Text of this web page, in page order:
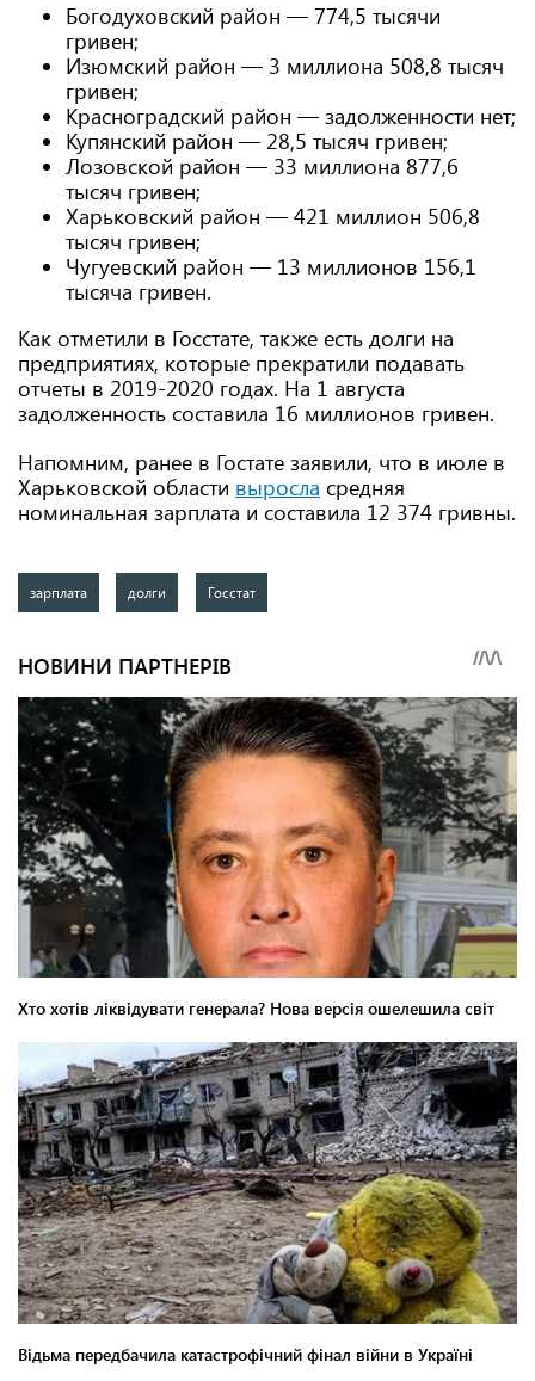
Богодуховский район — 774,5 тысячи
гривен;
Изюмский район — 3 миллиона 508,8 тысяч
гривен;
Красноградский район — задолженности нет;
Купянский район — 28,5 тысяч гривен;
Лозовской район — 33 миллиона 877,6
тысяч гривен;
Харьковский район — 421 миллион 506,8
тысяч гривен;
Чугуевский район — 13 миллионов 156,1
тысяча гривен.
Как отметили в Госстате, также есть долги на
предприятиях, которые прекратили подавать
отчеты в 2019-2020 годах. На 1 августа
задолженность составила 16 миллионов гривен.
Напомним, ранее в Гостате заявили, что в июле в
Харьковской области выросла средняя
номинальная зарплата и составила 12 374 гривны.
зарплата долги Госстат